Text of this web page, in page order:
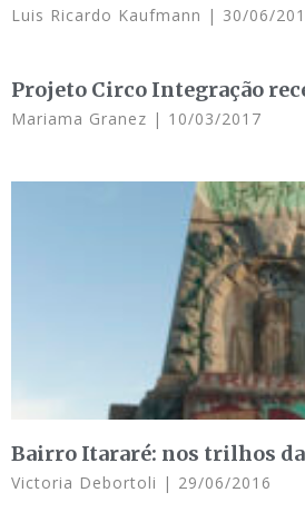
Luis Ricardo Kaufmann 30/06/
Projeto Circo Integração
Mariama Granez 10/03/2017
Bairro Itararé: nos trilhos
Victoria Debortoli 29/06/2016